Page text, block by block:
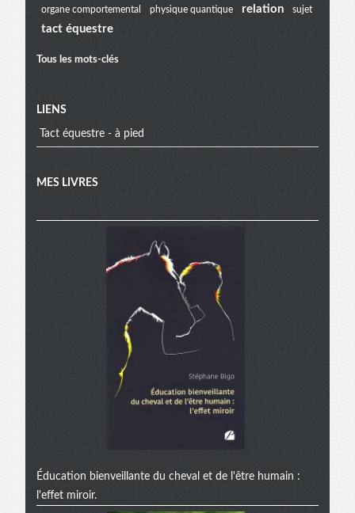
organe comportemental physique quantique relation sujet
tact équestre
Tous les mots-clés
LIENS
Tact équestre - à pied
MES LIVRES
Éducation bienveillante du cheval et de l'être humain :
l'effet miroir.